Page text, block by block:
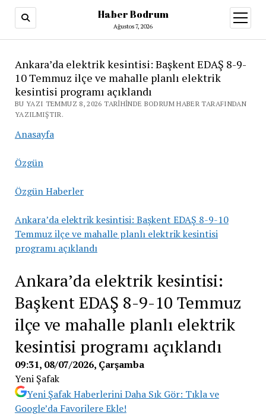
Haber Bodrum
Ağustos 7, 2026
aç
Ankara’da elektrik kesintisi: Başkent EDAŞ 8-9-
10 Temmuz ilçe ve mahalle planlı elektrik
kesintisi programı açıklandı
BU YAZI TEMMUZ 8, 2026 TARIHINDE BODRUM HABER TARAFINDAN
YAZILMIŞTIR.
Anasayfa
Özgün
Özgün Haberler
Ankara’da elektrik kesintisi: Başkent EDAŞ 8-9-10
Temmuz ilçe ve mahalle planlı elektrik kesintisi
programı açıklandı
Ankara’da elektrik kesintisi:
Başkent EDAŞ 8-9-10 Temmuz
ilçe ve mahalle planlı elektrik
kesintisi programı açıklandı
09:31, 08/07/2026, Çarşamba
Yeni Şafak
Yeni Şafak Haberlerini Daha Sık Gör: Tıkla ve
Google’da Favorilere Ekle!